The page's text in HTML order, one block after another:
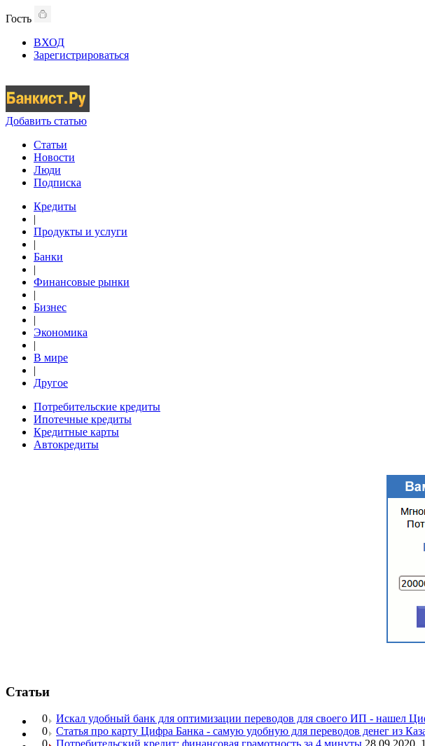
Гость
ВХОД
Зарегистрироваться
Добавить статью
Статьи
Новости
Люди
Подписка
Кредиты
|
Продукты и услуги
|
Банки
|
Финансовые рынки
|
Бизнес
|
Экономика
|
В мире
|
Другое
Потребительские кредиты
Ипотечные кредиты
Кредитные карты
Автокредиты
Статьи
0 Искал удобный банк для оптимизации переводов для своего ИП - нашел
0
Статья про карту Цифра Банка - самую удобную для переводов денег из